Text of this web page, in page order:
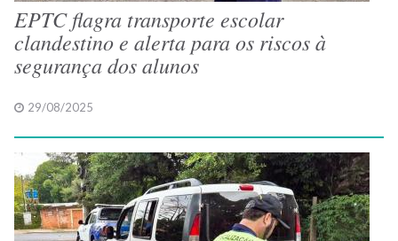
EPTC flagra transporte escolar
clandestino e alerta para os riscos à
segurança dos alunos
29/08/2025